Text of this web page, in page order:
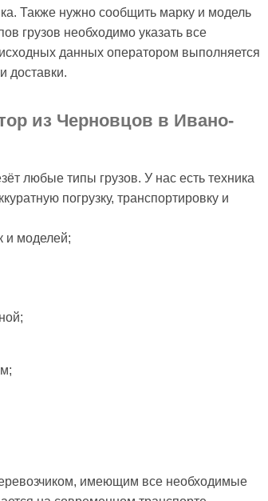
Также нужно сообщить марку и модель
грузов необходимо указать все
данных оператором выполняется
доставки.
из Черновцов в Ивано-
любые типы грузов. У нас есть техника
погрузку, транспортировку и
и моделей;
имеющим все необходимые